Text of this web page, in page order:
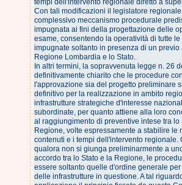
tempi dell'intervento regionale diretto a
Con tali modificazioni il legislatore
complessivo meccanismo procedurale
impugnata ai fini della progettazione delle
esame, consentendo la operatività di tutte
impugnate soltanto in presenza di un previo
Regione Lombardia e lo Stato.
In altri termini, la sopravvenuta legge n. 26
definitivamente chiarito che le procedure
l'approvazione sia del progetto preliminare
definitivo per la realizzazione in ambito
infrastrutture strategiche d'interesse
subordinate, per quanto attiene alla loro
al raggiungimento di preventive intese tra lo
Regione, volte espressamente a stabilire le
contenuti e i tempi dell'intervento regionale.
qualora non si giunga preliminarmente a
accordo tra lo Stato e la Regione, le
essere soltanto quelle d'ordine generale
delle infrastrutture in questione. A tal